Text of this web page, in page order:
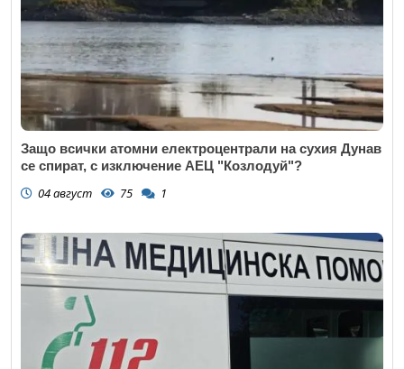
Защо всички атомни електроцентрали на сухия Дунав
се спират, с изключение АЕЦ "Козлодуй"?
04 август 75 1